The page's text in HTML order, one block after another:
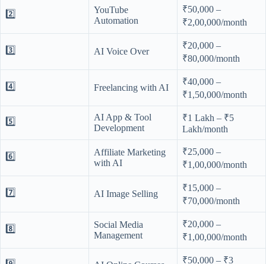
2️⃣
YouTube
Automation
₹50,000 –
₹2,00,000/month
3️⃣ AI Voice Over
₹20,000 –
₹80,000/month
4️⃣ Freelancing with AI
₹40,000 –
₹1,50,000/month
5️⃣
AI App & Tool
Development
₹1 Lakh – ₹5
Lakh/month
6️⃣
Affiliate Marketing
with AI
₹25,000 –
₹1,00,000/month
7️⃣ AI Image Selling
₹15,000 –
₹70,000/month
8️⃣
Social Media
Management
₹20,000 –
₹1,00,000/month
₹50,000 – ₹3